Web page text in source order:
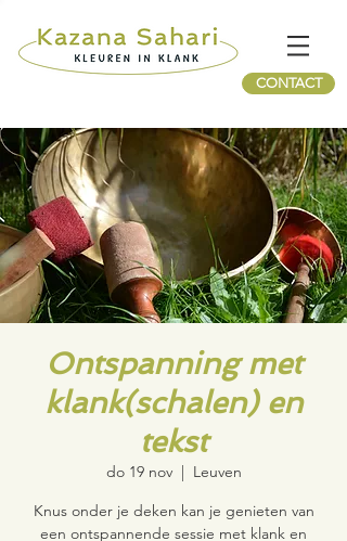
CONTACT
Ontspanning met
klank(schalen) en
tekst
do 19 nov
  |
Leuven
Knus onder je deken kan je genieten van
een ontspannende sessie met klank en